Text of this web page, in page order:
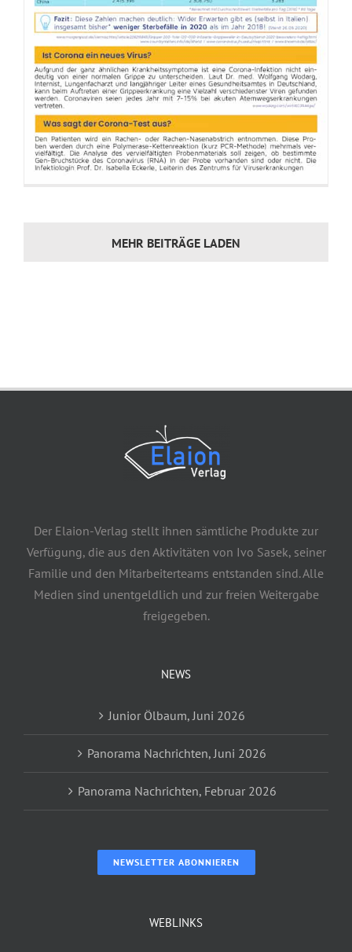
MEHR BEITRÄGE LADEN
Der Elaion-Verlag stellt ihnen sämtliche Produkte zur
Verfügung, die aus den Aktivitäten von Ivo Sasek, seiner
Familie und den Mitarbeiterteams entstanden sind. Alle
Medien sind unentgeldlich und zur freien Weitergabe
freigegeben.
NEWS
Junior Ölbaum, Juni 2026
Panorama Nachrichten, Juni 2026
Panorama Nachrichten, Februar 2026
NEWSLETTER ABONNIEREN
WEBLINKS